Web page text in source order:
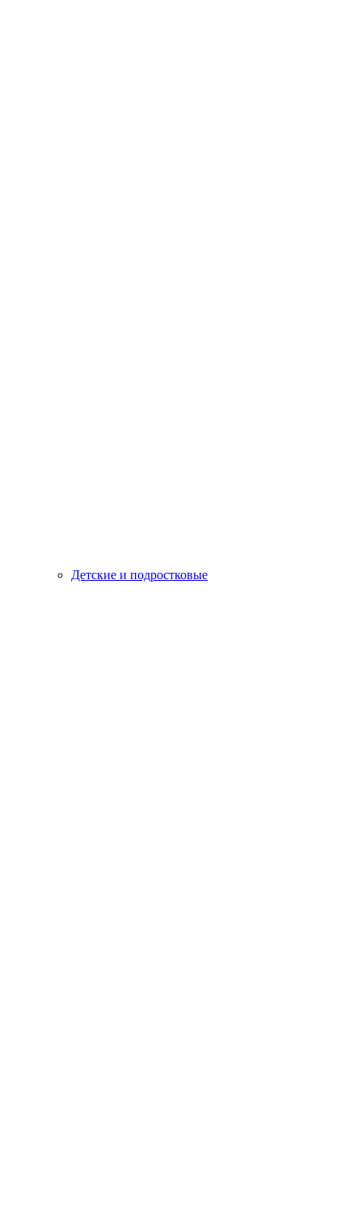
Детские и подростковые